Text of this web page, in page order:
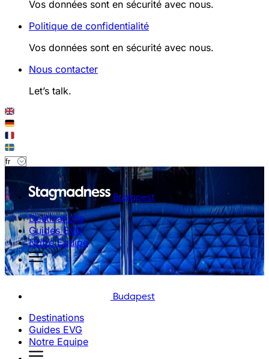
Vos données sont en sécurité avec nous.
Politique de confidentialité
Vos données sont en sécurité avec nous.
Nous contacter
Let’s talk.
Budapest
Destinations
Guides EVG
Notre Equipe
Budapest
Destinations
Guides EVG
Notre Equipe